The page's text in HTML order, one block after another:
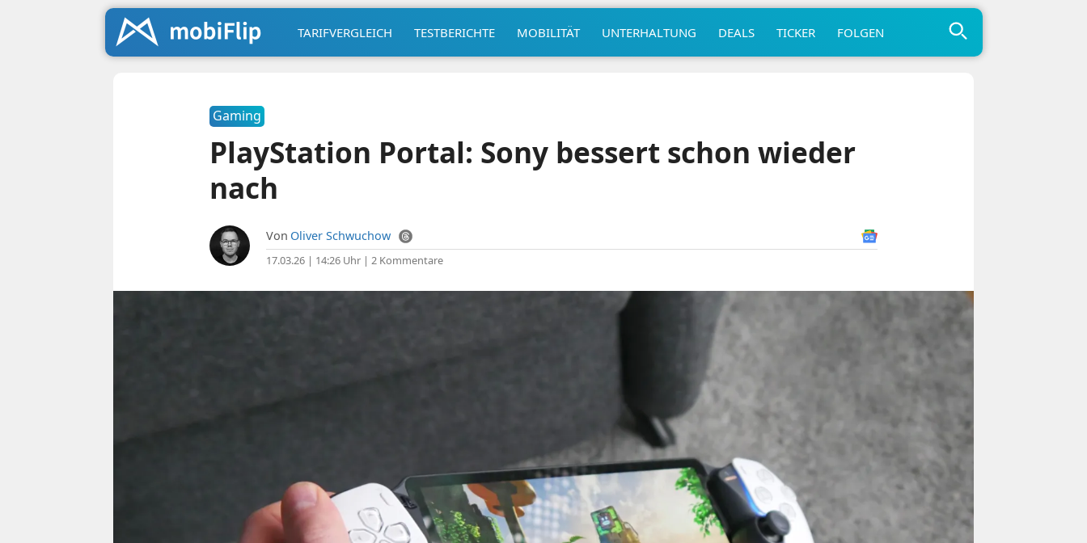
TARIFVERGLEICH TESTBERICHTE MOBILITÄT UNTERHALTUNG DEALS TICKER FOLGEN
Gaming
PlayStation Portal: Sony bessert schon wieder
nach
Von Oliver Schwuchow
17.03.26 | 14:26 Uhr| 2 Kommentare